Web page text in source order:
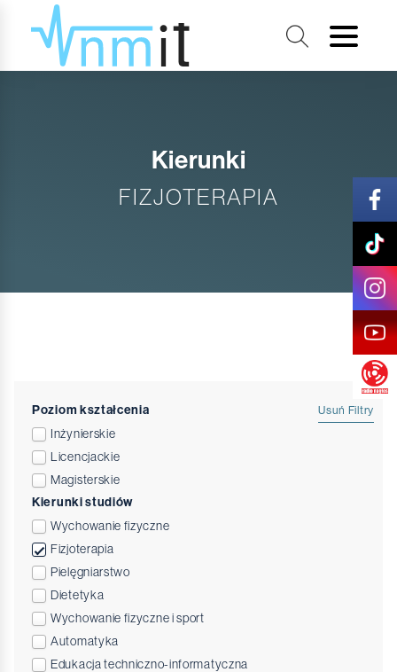
Kierunki
FIZJOTERAPIA
Poziom kształcenia
Inżynierskie
Licencjackie
Magisterskie
Kierunki studiów
Wychowanie fizyczne
Fizjoterapia
Pielęgniarstwo
Dietetyka
Wychowanie fizyczne i sport
Automatyka
Edukacja techniczno-informatyczna
Usuń Filtry